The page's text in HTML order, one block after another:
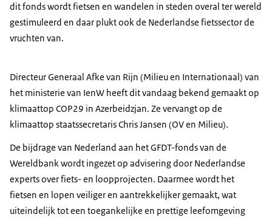
dit fonds wordt fietsen en wandelen in steden overal ter wereld
gestimuleerd en daar plukt ook de Nederlandse fietssector de
vruchten van.
Directeur Generaal Afke van Rijn (Milieu en Internationaal) van
het ministerie van IenW heeft dit vandaag bekend gemaakt op
klimaattop COP29 in Azerbeidzjan. Ze vervangt op de
klimaattop staatssecretaris Chris Jansen (OV en Milieu).
De bijdrage van Nederland aan het GFDT-fonds van de
Wereldbank wordt ingezet op advisering door Nederlandse
experts over fiets- en loopprojecten. Daarmee wordt het
fietsen en lopen veiliger en aantrekkelijker gemaakt, wat
uiteindelijk tot een toegankelijke en prettige leefomgeving